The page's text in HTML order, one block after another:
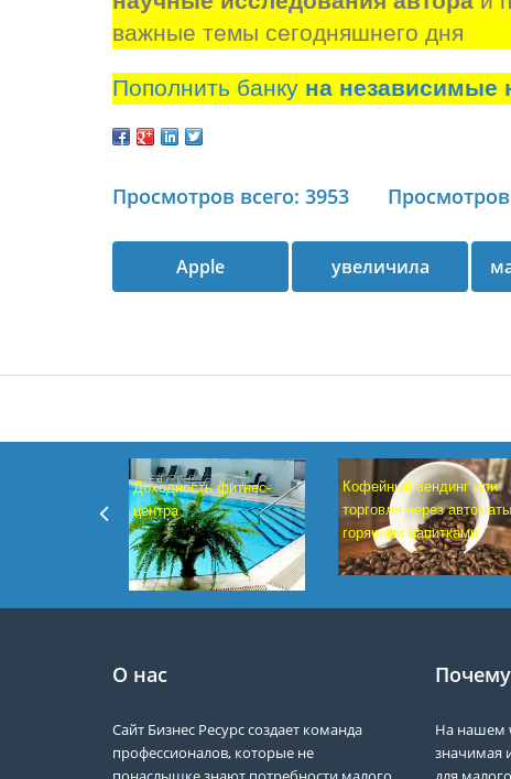
важные темы сегодняшнего дня
Пополнить банку на независимые
Просмотров всего: 3953 Просмотров
Apple увеличила
Доходность фитнес-
центра
Кофейный вендинг или
торговля через автоматы
горячими напитками
О нас
Сайт Бизнес Ресурс создает команда
профессионалов, которые не
На нашем
значимая